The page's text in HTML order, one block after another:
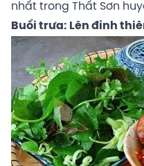
nhất trong Thất Sơn
Buổi trưa: Lên đỉnh